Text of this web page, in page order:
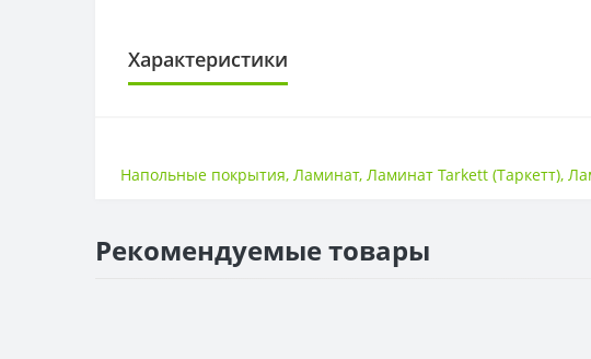
Характеристики
Напольные покрытия,Ламинат,Ламинат Tarkett (Таркетт),
Рекомендуемые товары